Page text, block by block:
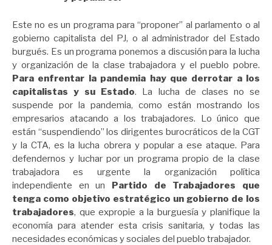
Este no es un programa para “proponer” al parlamento o al
gobierno capitalista del PJ, o al administrador del Estado
burgués. Es un programa ponemos a discusión para la lucha
y organización de la clase trabajadora y el pueblo pobre.
Para enfrentar la pandemia hay que derrotar a los
capitalistas y su Estado. La lucha de clases no se
suspende por la pandemia, como están mostrando los
empresarios atacando a los trabajadores. Lo único que
están “suspendiendo” los dirigentes burocráticos de la CGT
y la CTA, es la lucha obrera y popular a ese ataque. Para
defendernos y luchar por un programa propio de la clase
trabajadora es urgente la organización política
independiente en un Partido de Trabajadores que
tenga como objetivo estratégico un gobierno de los
trabajadores, que expropie a la burguesía y planifique la
economía para atender esta crisis sanitaria, y todas las
necesidades económicas y sociales del pueblo trabajador.